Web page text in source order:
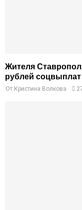
Жителя
рублей
От Кристина Волкова